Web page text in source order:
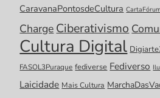
CaravanaPontosdeCultura
ChargeCiberativismo
Cultura Digital
FASOL3Puraque fediverse Fediverso
Laicidade Mais Cultura